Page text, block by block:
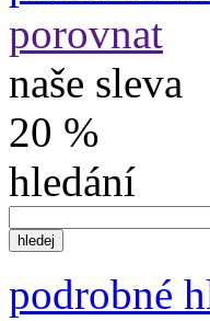
porovnat
naše sleva
20 %
hledání
podrobné